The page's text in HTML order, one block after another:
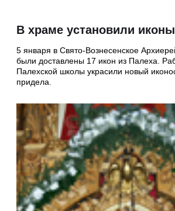
В храме установили иконы
5 января в Свято-Вознесенское
были доставлены 17 икон из Палеха.
Палехской школы украсили новый
придела.